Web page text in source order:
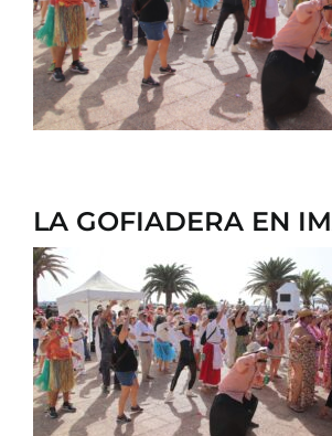
LA GOFIADERA EN